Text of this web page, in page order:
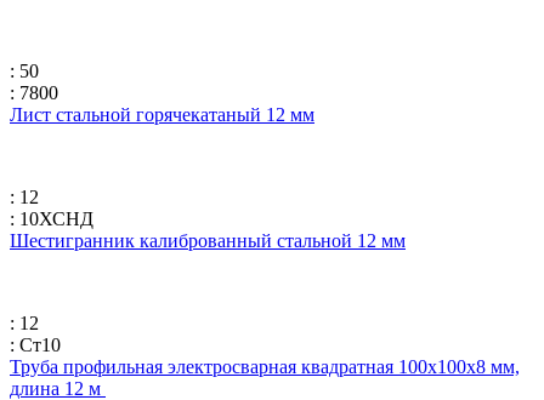
: 50
: 7800
Лист стальной горячекатаный 12 мм
: 12
: 10ХСНД
Шестигранник калиброванный стальной 12 мм
: 12
: Ст10
Труба профильная электросварная квадратная 100х100х8 мм,
длина 12 м